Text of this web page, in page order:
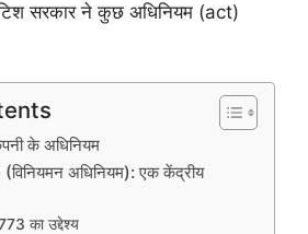
सरकार ने कुछ अधिनियम (act)
के अधिनियम
अधिनियम): एक केंद्रीय
का उद्देश्य